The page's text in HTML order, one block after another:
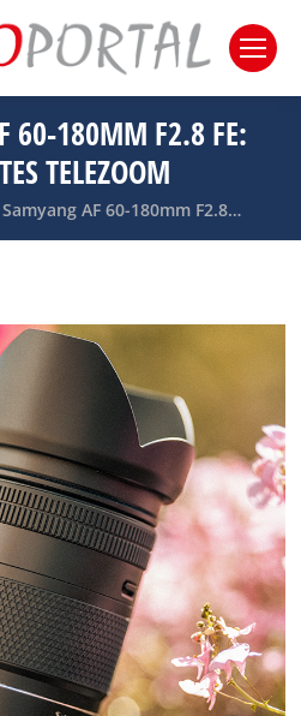
60-180MM F2.8 FE:
TELEZOOM
Samyang AF 60-180mm F2.8…